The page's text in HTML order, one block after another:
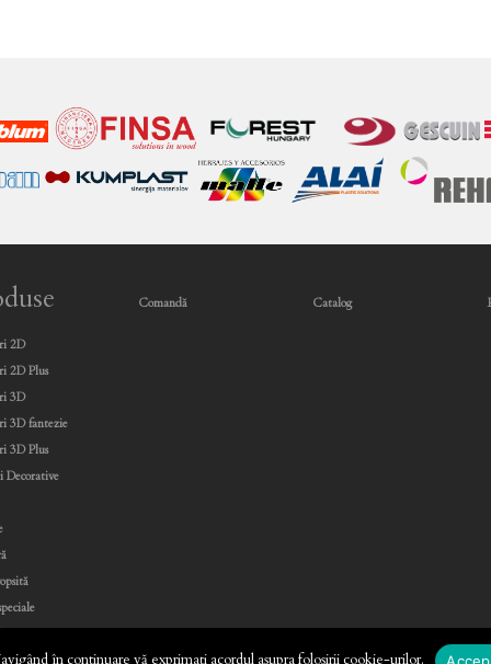
2D
2D Plus
3D
3D fantezie
3D Plus
Decorative
Comandă Catalog
în continuare vă exprimați acordul asupra folosirii cookie-urilor.